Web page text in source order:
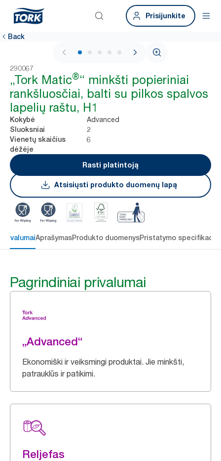
Prisijunkite
Back
1 / 7
290067
„Tork Matic®“ minkšti popieriniai
rankšluosčiai, balti su pilkos spalvos
lapelių raštu, H1
Kokybė Advanced
Sluoksniai 2
Vienetų skaičius
dėžėje
6
Rasti platintoją
Atsisiųsti produkto duomenų lapą
AprašymasProdukto duomenysPristatymo
Pagrindiniai privalumai
„Advanced“
Ekonomiški ir veiksmingi produktai. Jie minkšti,
patrauklūs ir patikimi.
Reljefas